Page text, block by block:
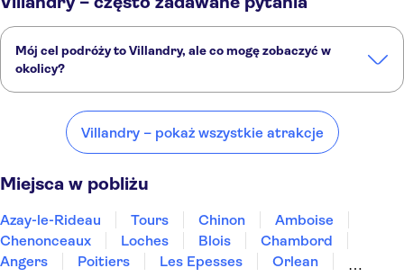
Mój cel podróży to Villandry, ale co mogę zobaczyć w
okolicy?
ciekawe miejsca, takie jak:
Azay-le-Rideau Tours Chinon Amboise Chenonceaux
Villandry – pokaż wszystkie atrakcje
Miejsca w pobliżu
Azay-le-Rideau Tours Chinon
Amboise
Chenonceaux
Loches Blois
Chambord
Angers
Poitiers Les Epesses
Orlean